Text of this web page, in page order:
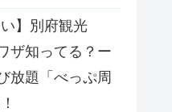
】別府観光
ザ知ってる？ー
放題「べっぷ周